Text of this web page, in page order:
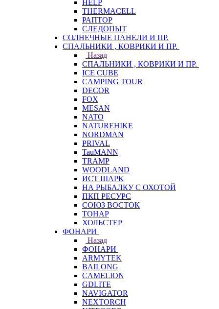
HELP
THERMACELL
РАПТОР
СЛЕДОПЫТ
СОЛНЕЧНЫЕ ПАНЕЛИ И ПР.
СПАЛЬНИКИ , КОВРИКИ И ПР.
Назад
СПАЛЬНИКИ , КОВРИКИ И ПР.
ICE CUBE
CAMPING TOUR
DECOR
FOX
MESAN
NATO
NATUREHIKE
NORDMAN
PRIVAL
TauMANN
TRAMP
WOODLAND
ИСТ ШАРК
НА РЫБАЛКУ С ОХОТОЙ
ПКП РЕСУРС
СОЮЗ ВОСТОК
ТОНАР
ХОЛЬСТЕР
ФОНАРИ
Назад
ФОНАРИ
ARMYTEK
BAILONG
CAMELION
GDLITE
NAVIGATOR
NEXTORCH